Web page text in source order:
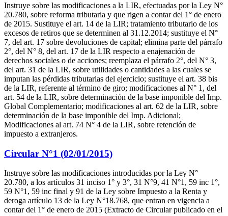
Instruye sobre las modificaciones a la LIR, efectuadas por la Ley N°
20.780, sobre reforma tributaria y que rigen a contar del 1° de enero
de 2015. Sustituye el art. 14 de la LIR; tratamiento tributario de los
excesos de retiros que se determinen al 31.12.2014; sustituye el N°
7, del art. 17 sobre devoluciones de capital; elimina parte del párrafo
2°, del N° 8, del art. 17 de la LIR respecto a enajenación de
derechos sociales o de acciones; reemplaza el párrafo 2°, del N° 3,
del art. 31 de la LIR, sobre utilidades o cantidades a las cuales se
imputan las pérdidas tributarias del ejercicio; sustituye el art. 38 bis
de la LIR, referente al término de giro; modificaciones al N° 1, del
art. 54 de la LIR, sobre determinación de la base imponible del Imp.
Global Complementario; modificaciones al art. 62 de la LIR, sobre
determinación de la base imponible del Imp. Adicional;
Modificaciones al art. 74 N° 4 de la LIR, sobre retención de
impuesto a extranjeros.
Circular N°1 (02/01/2015)
Instruye sobre las modificaciones introducidas por la Ley N°
20.780, a los artículos 31 inciso 1° y 3°, 31 N°9, 41 N°1, 59 inc 1°,
59 N°1, 59 inc final y 91 de la Ley sobre Impuesto a la Renta y
deroga artículo 13 de la Ley N°18.768, que entran en vigencia a
contar del 1° de enero de 2015 (Extracto de Circular publicado en el